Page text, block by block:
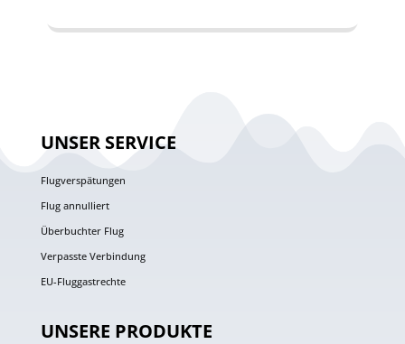
UNSER SERVICE
Flugverspätungen
Flug annulliert
Überbuchter Flug
Verpasste Verbindung
EU-Fluggastrechte
UNSERE PRODUKTE